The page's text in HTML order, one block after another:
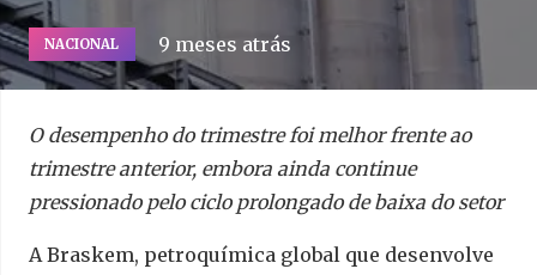
NACIONAL 9 meses atrás
O desempenho do trimestre foi melhor frente ao
trimestre anterior, embora ainda continue
pressionado pelo ciclo prolongado de baixa do setor
A Braskem, petroquímica global que desenvolve